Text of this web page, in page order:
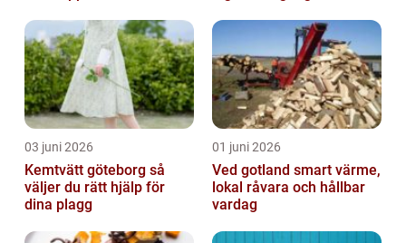
03 juni 2026
Kemtvätt göteborg så
väljer du rätt hjälp för
dina plagg
01 juni 2026
Ved gotland smart värme,
lokal råvara och hållbar
vardag